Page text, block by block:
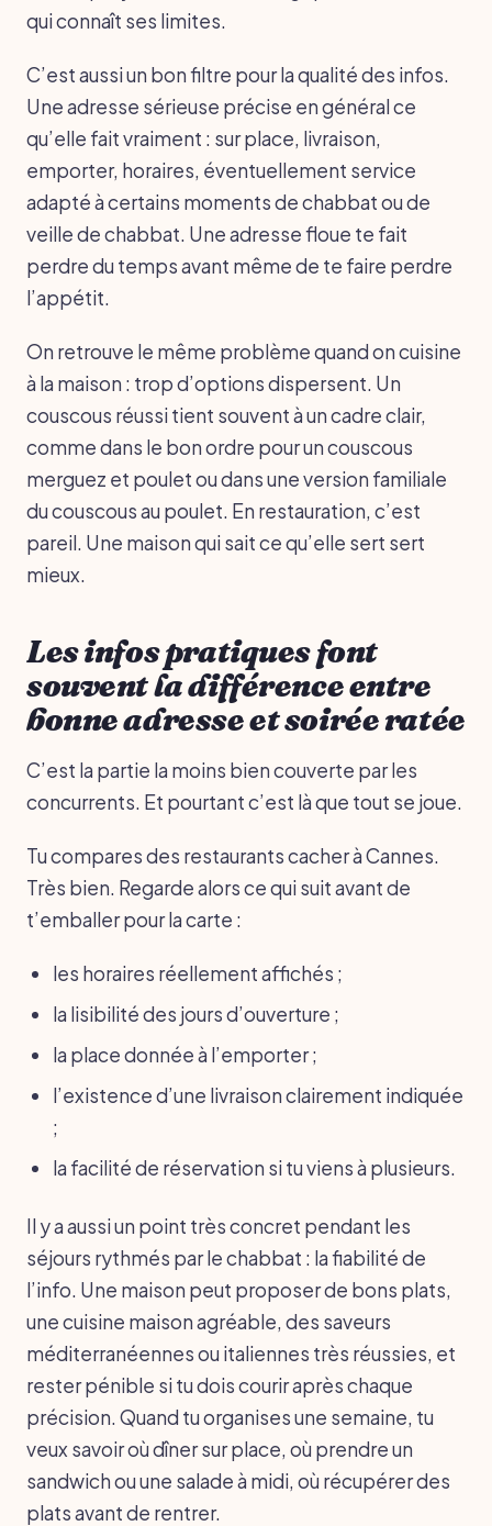
qui connaît ses limites.
C’est aussi un bon filtre pour la qualité des infos.
Une adresse sérieuse précise en général ce
qu’elle fait vraiment : sur place, livraison,
emporter, horaires, éventuellement service
adapté à certains moments de chabbat ou de
veille de chabbat. Une adresse floue te fait
perdre du temps avant même de te faire perdre
l’appétit.
On retrouve le même problème quand on cuisine
à la maison : trop d’options dispersent. Un
couscous réussi tient souvent à un cadre clair,
comme dans le bon ordre pour un couscous
merguez et poulet ou dans une version familiale
du couscous au poulet. En restauration, c’est
pareil. Une maison qui sait ce qu’elle sert sert
mieux.
Les infos pratiques font
souvent la différence entre
bonne adresse et soirée ratée
C’est la partie la moins bien couverte par les
concurrents. Et pourtant c’est là que tout se joue.
Tu compares des restaurants cacher à Cannes.
Très bien. Regarde alors ce qui suit avant de
t’emballer pour la carte :
les horaires réellement affichés ;
la lisibilité des jours d’ouverture ;
la place donnée à l’emporter ;
l’existence d’une livraison clairement indiquée
;
la facilité de réservation si tu viens à plusieurs.
Il y a aussi un point très concret pendant les
séjours rythmés par le chabbat : la fiabilité de
l’info. Une maison peut proposer de bons plats,
une cuisine maison agréable, des saveurs
méditerranéennes ou italiennes très réussies, et
rester pénible si tu dois courir après chaque
précision. Quand tu organises une semaine, tu
veux savoir où dîner sur place, où prendre un
sandwich ou une salade à midi, où récupérer des
plats avant de rentrer.